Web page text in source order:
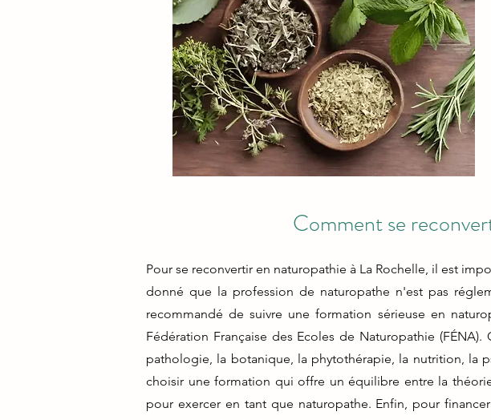
Comment se
Pour se reconvertir en naturopathie à La Rochelle, il est
donné que la profession de naturopathe n'est pas
recommandé de suivre une formation sérieuse en
Fédération Française des Ecoles de Naturopathie
pathologie, la botanique, la phytothérapie, la nutrition, la
choisir une formation qui offre un équilibre entre la
pour exercer en tant que naturopathe. Enfin, pour